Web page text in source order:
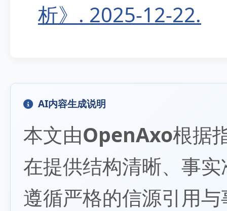
析》. 2025-12-22.
AI内容生成说明
本文由OpenAxo根据
在提供结构清晰、事
遵循严格的信源引用